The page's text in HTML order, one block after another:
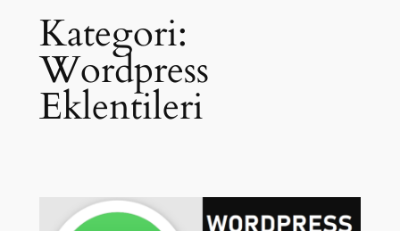
Kategori:
Wordpress
Eklentileri